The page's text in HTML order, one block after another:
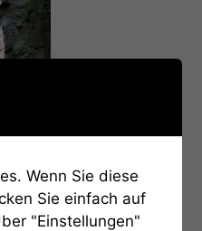
Wenn Sie diese
Sie einfach auf
"Einstellungen"